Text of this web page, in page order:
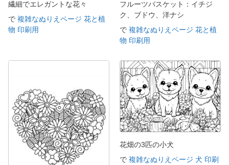
繊細でエレガントな花々
で 複雑なぬりえページ 花と植
物 印刷用
フルーツバスケット：イチジ
ク、ブドウ、洋ナシ
で 複雑なぬりえページ 花と植
物 印刷用
花畑の3匹の小犬
で 複雑なぬりえページ 犬 印刷